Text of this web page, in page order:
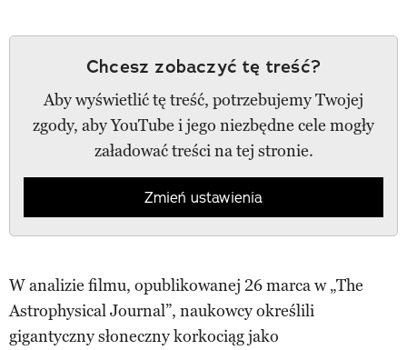
Chcesz zobaczyć tę treść?
Aby wyświetlić tę treść, potrzebujemy Twojej
zgody, aby YouTube i jego niezbędne cele mogły
załadować treści na tej stronie.
Zmień ustawienia
W analizie filmu, opublikowanej 26 marca w „The
Astrophysical Journal”, naukowcy określili
gigantyczny słoneczny korkociąg jako